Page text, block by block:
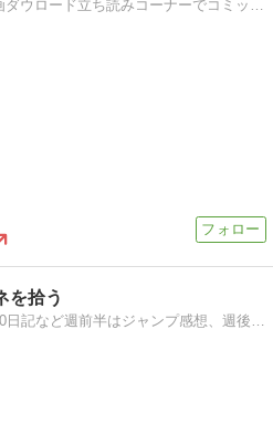
スマホを利用した無料漫画ダウロード立ち読みコーナーでコミック読んで書評しています！
を拾う
ジャンプ感想、ドラクエ10日記など週前半はジャンプ感想、週後半でドラクエ10日記をお送りしています。